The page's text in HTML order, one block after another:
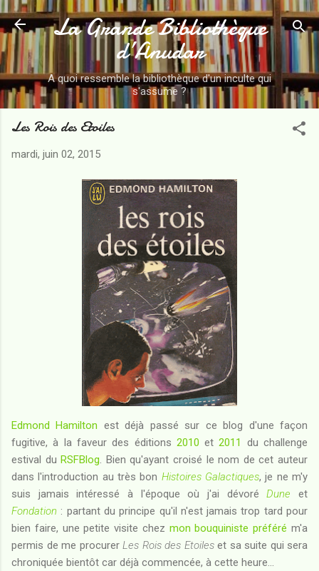
Accéder au contenu principal
La Grande Bibliothèque
d’Anudar
A quoi ressemble la bibliothèque d'un inculte qui
s'assume ?
Les Rois des Etoiles
mardi, juin 02, 2015
Edmond Hamilton est déjà passé sur ce blog d'une façon
fugitive, à la faveur des éditions 2010 et2011
du challenge
estival duRSFBlog. Bien qu'ayant croisé le nom de cet auteur
dans l'introduction au très bon Histoires Galactiques, je ne m'y
suis jamais intéressé à l'époque où j'ai dévoréDune et
Fondation : partant du principe qu'il n'est jamais trop tard pour
bien faire, une petite visite chez mon bouquiniste préféré m'a
permis de me procurer Les Rois des Etoileset sa suite qui sera
chroniquée bientôt car déjà commencée, à cette heure...